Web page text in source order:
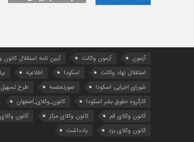
آزمون آزمون وکالت آیین ‌نامه استقلال کانون
استقلال نهاد وکالت
اسکودا اطلاعیه
شورای اجرایی اسکودا
صورتجلسه طرح
کارگروه حقوق بشر اسکودا
کانون_وکلای_اصفهان
کانون وکلای قم
کانون وکلای مرکز کانون
کانون وکلای یزد
یادداشت